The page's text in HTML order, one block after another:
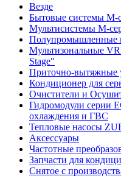
Везде
Бытовые системы M-
Мультисистемы M-
Полупромышленные
Мультизональные
Stage"
Приточно-вытяжные
Кондиционер для
Очистители и
Гидромодули серии
охлаждения и ГВС
Тепловые насосы
Аксесcуары
Частотные
Запчасти для
Снятое с